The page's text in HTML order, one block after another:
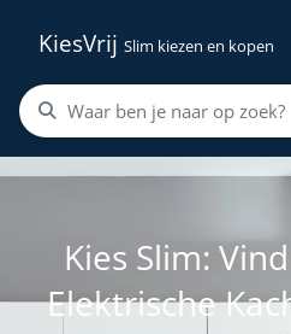
KiesVrij Slim kiezen en kopen
Kies Slim:
Elektrische